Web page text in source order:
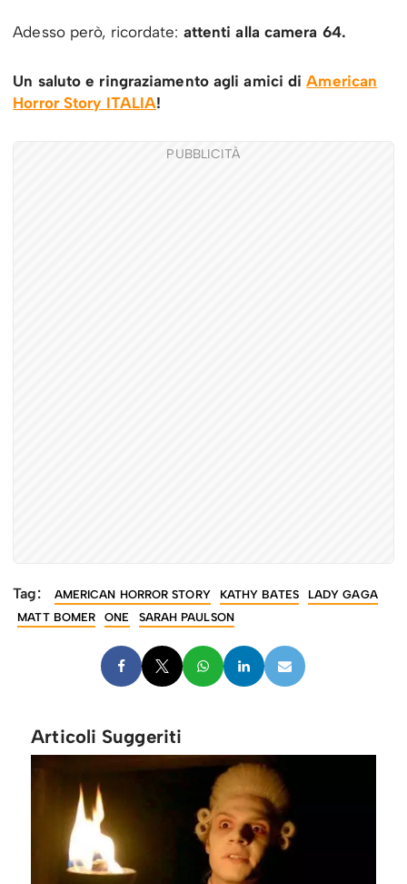
Adesso però, ricordate: attenti alla camera 64.
Un saluto e ringraziamento agli amici diAmerican
Horror Story ITALIA!
PUBBLICITÀ
Tag: AMERICAN HORROR STORY KATHY BATES
LADY GAGA
MATT BOMER
ONE SARAH PAULSON
Articoli Suggeriti